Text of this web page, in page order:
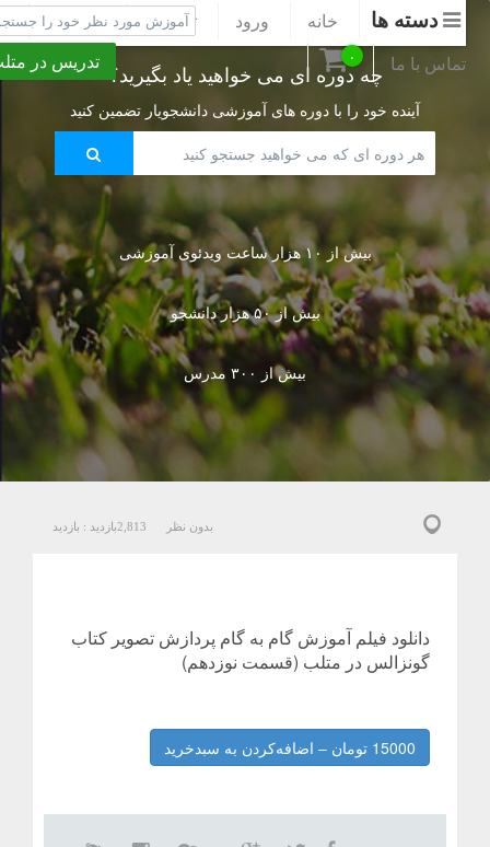
دسته ها خانه ورود ثبت نام
پشتیبانی
تماس با ما
۰ تدریس در متلب چه دوره ای می خواهید یاد بگیرید؟
آینده خود را با دوره های آموزشی دانشجویار تضمین کنید
بیش از ۱۰ هزار ساعت ویدئوی آموزشی
بیش از ۵۰ هزار دانشجو
بیش از ۳۰۰ مدرس
بدون نظر بازدید :2,813 بازدید
دانلود فیلم آموزش گام به گام پردازش تصویر کتاب
گونزالس در متلب (قسمت نوزدهم)
15000 تومان – اضافه‌کردن به سبدخرید